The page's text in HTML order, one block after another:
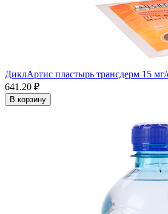
ДиклАртис пластырь трансдерм 15 мг/
641.20 ₽
В корзину